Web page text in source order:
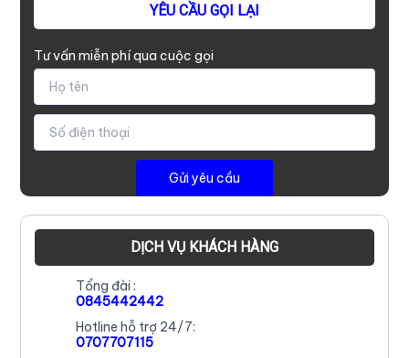
YÊU CẦU GỌI LẠI
Tư vấn miễn phí qua cuộc gọi
DỊCH VỤ KHÁCH HÀNG
Tổng đài :
0845442442
Hotline hỗ trợ 24/7:
0707707115